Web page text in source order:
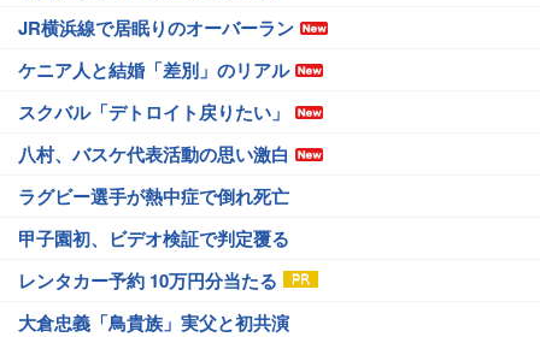
JR横浜線で居眠りのオーバーラン
ケニア人と結婚「差別」のリアル
スクバル「デトロイト戻りたい」
八村、バスケ代表活動の思い激白
ラグビー選手が熱中症で倒れ死亡
甲子園初、ビデオ検証で判定覆る
レンタカー予約 10万円分当たる
大倉忠義「鳥貴族」実父と初共演